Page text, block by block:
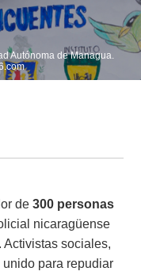
Autónoma de Managua.
de300 personas
nicaragüense
Activistas sociales,
para repudiar